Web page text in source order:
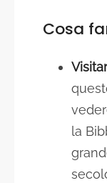
Cosa
la